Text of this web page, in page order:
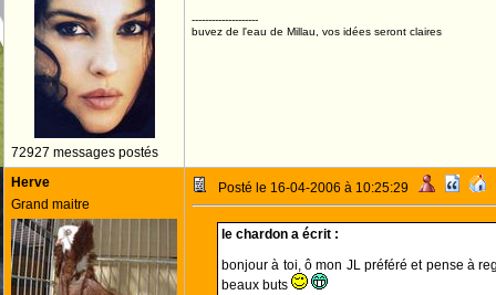
72927 messages postés
--------------------
buvez de l'eau de Millau, vos idées seront claires
Herve
Grand maitre
Posté le 16-04-2006 à 10:25:29
le chardon a écrit :
bonjour à toi, ô mon JL préféré et pense à
beaux buts